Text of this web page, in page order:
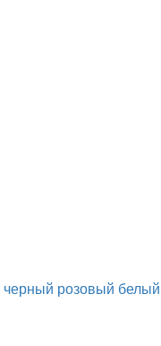
черный розовый белый